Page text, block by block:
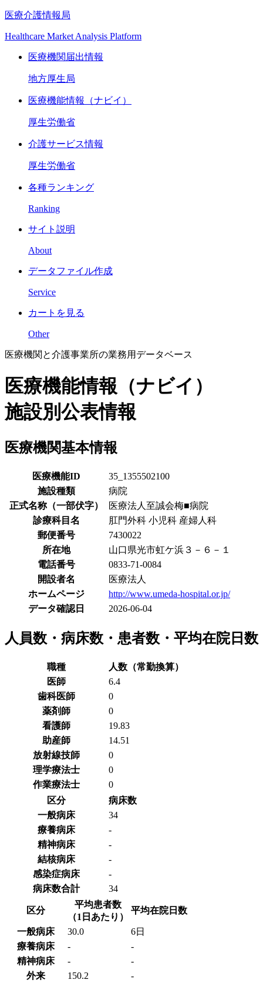
医療介護情報局
Healthcare Market Analysis Platform
医療機関届出情報
地方厚生局
医療機能情報（ナビイ）
厚生労働省
介護サービス情報
厚生労働省
各種ランキング
Ranking
サイト説明
About
データファイル作成
Service
カートを見る
Other
医療機関と介護事業所の業務用データベース
医療機能情報（ナビイ）
施設別公表情報
医療機関基本情報
医療機能ID
35_1355502100
施設種類
病院
正式名称（一部伏字）
医療法人至誠会梅■病院
診療科目名
肛門外科 小児科 産婦人科
郵便番号
7430022
所在地
山口県光市虹ケ浜３－６－１
電話番号
0833-71-0084
開設者名
医療法人
ホームページ
http://www.umeda-hospital.or.jp/
データ確認日
2026-06-04
人員数・病床数・患者数・平均在院日数
職種
人数（常勤換算）
医師
6.4
歯科医師
0
薬剤師
0
看護師
19.83
助産師
14.51
放射線技師
0
理学療法士
0
作業療法士
0
区分
病床数
一般病床
34
療養病床
-
精神病床
-
結核病床
-
感染症病床
-
病床数合計
34
区分
平均患者数
（1日あたり）
平均在院日数
一般病床 30.0
6日
療養病床
-
-
精神病床
-
-
外来
150.2
-